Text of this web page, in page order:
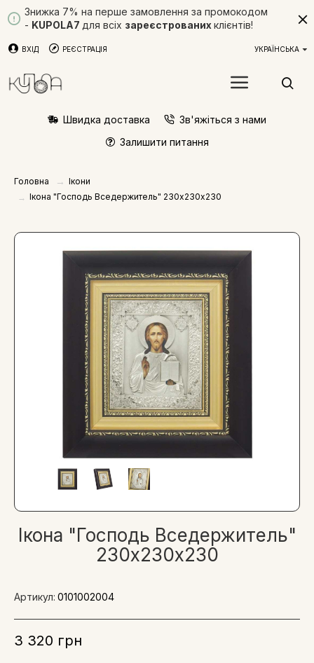
Знижка 7% на перше замовлення за промокодом
- KUPOLA7 для всіх зареєстрованих клієнтів!
ВХІД РЕЄСТРАЦІЯ УКРАЇНСЬКА
Швидка доставка
Зв'яжіться з нами
Залишити питання
Головна
Ікони
Ікона "Господь Вседержитель" 230х230х230
Ікона "Господь Вседержитель"
230х230х230
3 320 грн
Артикул: 0101002004